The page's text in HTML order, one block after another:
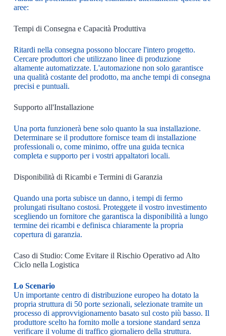
aree:
Tempi di Consegna e Capacità Produttiva
Ritardi nella consegna possono bloccare l'intero progetto.
Cercare produttori che utilizzano linee di produzione
altamente automatizzate. L'automazione non solo garantisce
una qualità costante del prodotto, ma anche tempi di consegna
precisi e puntuali.
Supporto all'Installazione
Una porta funzionerà bene solo quanto la sua installazione.
Determinare se il produttore fornisce team di installazione
professionali o, come minimo, offre una guida tecnica
completa e supporto per i vostri appaltatori locali.
Disponibilità di Ricambi e Termini di Garanzia
Quando una porta subisce un danno, i tempi di fermo
prolungati risultano costosi. Proteggete il vostro investimento
scegliendo un fornitore che garantisca la disponibilità a lungo
termine dei ricambi e definisca chiaramente la propria
copertura di garanzia.
Caso di Studio: Come Evitare il Rischio Operativo ad Alto
Ciclo nella Logistica
Lo Scenario
Un importante centro di distribuzione europeo ha dotato la
propria struttura di 50 porte sezionali, selezionate tramite un
processo di approvvigionamento basato sul costo più basso. Il
produttore scelto ha fornito molle a torsione standard senza
verificare il volume di traffico giornaliero della struttura.